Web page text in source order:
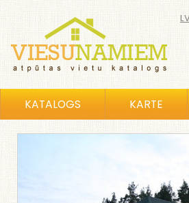
KATALOGS KARTE